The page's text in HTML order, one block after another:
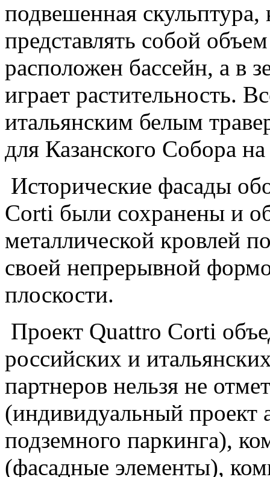
подвешенная
представлять собой
расположен бассейн, а в
играет растительность.
итальянским белым
для Казанского Собора
Исторические фасады
Corti были сохранены и
металлической кровлей
своей непрерывной
плоскости.
Проект Quattro Corti
российских и
партнеров нельзя не
(индивидуальный проект
подземного паркинга),
(фасадные элементы),